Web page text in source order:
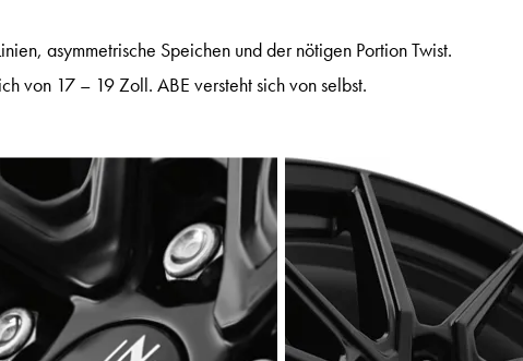
asymmetrische Speichen und der nötigen Portion Twist.
von 17 – 19 Zoll. ABE versteht sich von selbst.